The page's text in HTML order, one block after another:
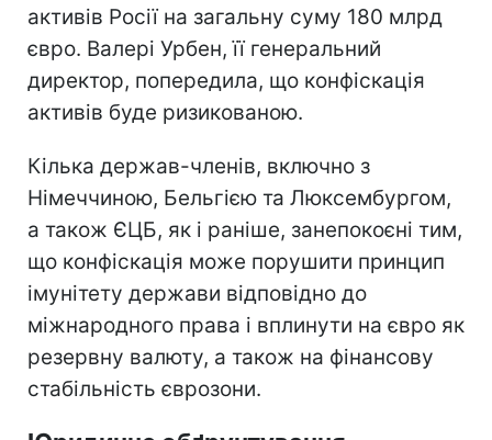
активів Росії на загальну суму 180 млрд
євро. Валері Урбен, її генеральний
директор, попередила, що конфіскація
активів буде ризикованою.
Кілька держав-членів, включно з
Німеччиною, Бельгією та Люксембургом,
а також ЄЦБ, як і раніше, занепокоєні тим,
що конфіскація може порушити принцип
імунітету держави відповідно до
міжнародного права і вплинути на євро як
резервну валюту, а також на фінансову
стабільність єврозони.